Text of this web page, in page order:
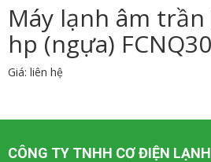
Máy lạnh âm trần
hp (ngựa)
Giá: liên hệ
CÔNG TY TNHH CƠ ĐIỆN